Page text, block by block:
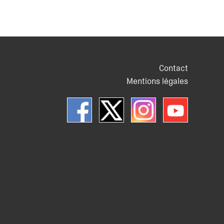
Contact
Mentions légales